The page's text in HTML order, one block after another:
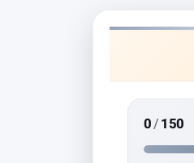
0/150